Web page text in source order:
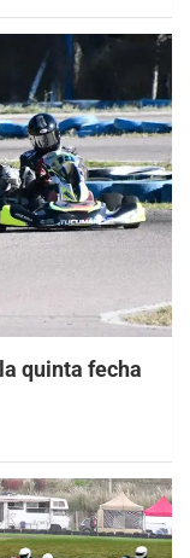
quinta fecha